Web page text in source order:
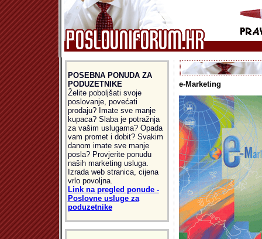
POSEBNA PONUDA ZA
PODUZETNIKE
Želite poboljšati svoje
poslovanje, povećati
prodaju? Imate sve manje
kupaca? Slaba je potražnja
za vašim uslugama? Opada
vam promet i dobit? Svakim
danom imate sve manje
posla? Provjerite ponudu
naših marketing usluga.
Izrada web stranica, cijena
vrlo povoljna.
Link na pregled ponude -
Poslovne usluge za
poduzetnike
e-Marketing